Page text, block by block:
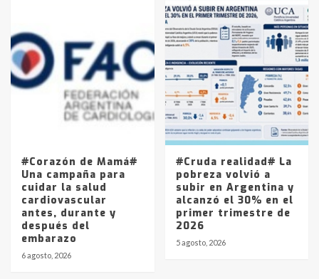
5
Los precios de los combustibles en
La Pampa, desde YPF hasta Axion
entre 857 a 1338 pesos
#Corazón de Mamá#
Una campaña para
cuidar la salud
cardiovascular
antes, durante y
después del
embarazo
6 agosto, 2026
#Cruda realidad# La
pobreza volvió a
subir en Argentina y
alcanzó el 30% en el
primer trimestre de
2026
5 agosto, 2026